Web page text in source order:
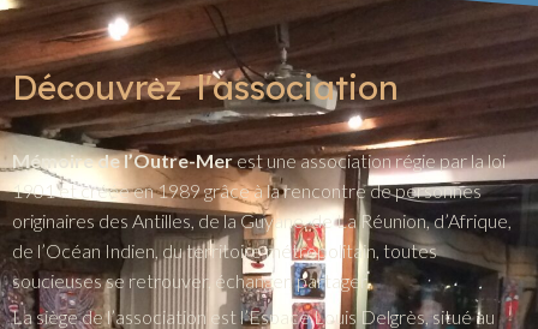
Découvrez l'association
Mémoire de l’Outre-Merest une association régie par la loi
1901 et créée en 1989 grâce à la rencontre de personnes
originaires des Antilles, de la Guyane, de La Réunion, d’Afrique,
de l’Océan Indien, du territoire métropolitain, toutes
soucieuses se retrouver, échanger, partager.
La siège de l’association est l’Espace Louis Delgrès, situé au